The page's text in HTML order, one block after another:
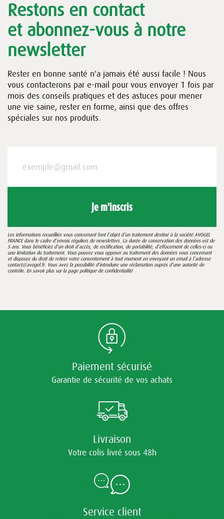
Restons en contact
et abonnez-vous à notre
newsletter
Rester en bonne santé n'a jamais été aussi facile ! Nous
vous contacterons par e-mail pour vous envoyer 1 fois par
mois des conseils pratiques et des astuces pour mener
une vie saine, rester en forme, ainsi que des offres
spéciales sur nos produits.
Je m'inscris
Les informations recueillies vous concernant font l’objet d’un traitement destiné à la société AVOGEL
FRANCE dans le cadre d’envois réguliers de newsletters. La durée de conservation des données est de
5 ans. Vous bénéficiez d’un droit d’accès, de rectification, de portabilité, d’effacement de celles-ci ou
une limitation du traitement. Vous pouvez vous opposer au traitement des données vous concernant
et disposez du droit de retirer votre consentement à tout moment en envoyant un email à l’adresse
contact@avogel.fr. Vous avez la possibilité d’introduire une réclamation auprès d’une autorité de
contrôle. En savoir plus sur la pagepolitique de confidentialité
Paiement sécurisé
Garantie de sécurité de vos achats
Livraison
Votre colis livré sous 48h
Service client